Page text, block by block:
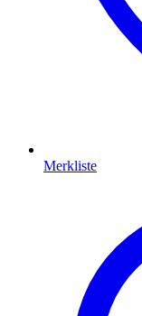
Merkliste